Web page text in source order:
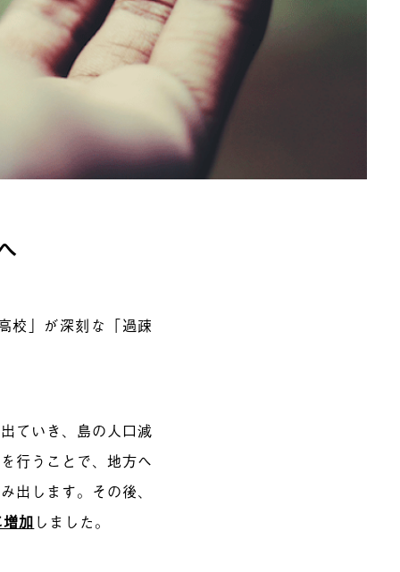
校」が深刻な「過疎
ていき、島の人口減
行うことで、地方へ
出します。その後、
加 しました。